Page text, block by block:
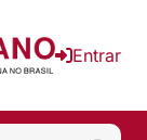
Entrar